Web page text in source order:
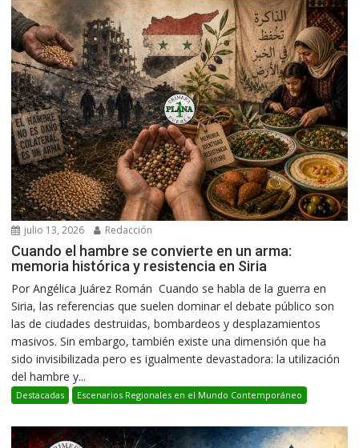
julio 13, 2026 Redacción
Cuando el hambre se convierte en un arma:
memoria histórica y resistencia en Siria
Por Angélica Juárez Román Cuando se habla de la guerra en
Siria, las referencias que suelen dominar el debate público son
las de ciudades destruidas, bombardeos y desplazamientos
masivos. Sin embargo, también existe una dimensión que ha
sido invisibilizada pero es igualmente devastadora: la utilización
del hambre y...
Destacadas Escenarios Regionales en el Mundo Contemporáneo